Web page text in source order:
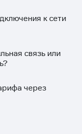
к сети
связь или
через